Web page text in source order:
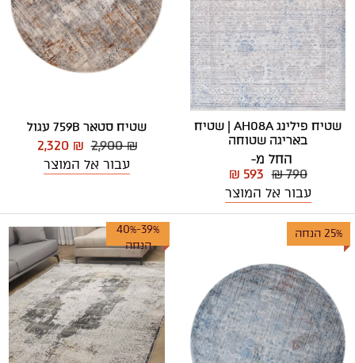
שטיח פילינג AH08A | שטיח
באריגה שטוחה
החל מ-
₪ 790
₪ 593
עבור אל המוצר
שטיח סטאר 759B עגול
2,900 ₪
2,320 ₪
עבור אל המוצר
25% הנחה
39%-40%
הנחה